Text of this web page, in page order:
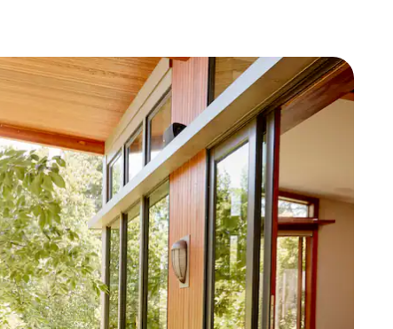
agus síos nó déan iniúchadh trí thadhall nó svaidhpeáil.